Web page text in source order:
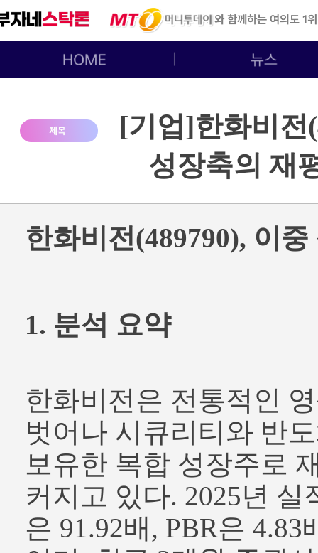
[기업]한화비전
성장축의 재
한화비전(489790), 이
1. 분석 요약
한화비전은 전통적인
벗어나 시큐리티와 반
보유한 복합 성장주로
커지고 있다. 2025년 실
은 91.92배, PBR은 4.83